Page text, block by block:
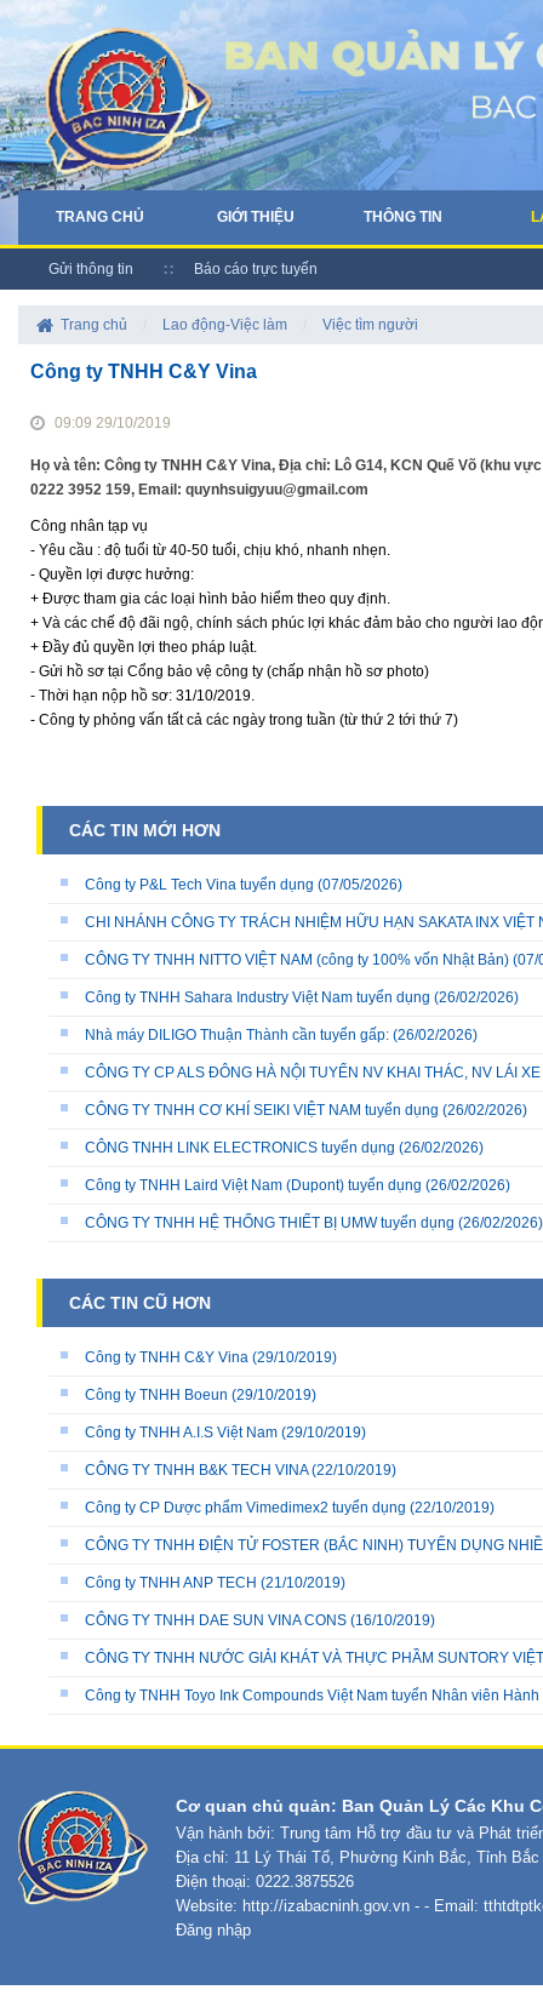
TRANG CHỦ GIỚI THIỆU THÔNG TIN
Gửi thông tin Báo cáo trực tuyến
Trang chủ Lao động-Việc làm Việc tìm người
Công ty TNHH C&Y Vina
09:09 29/10/2019
Họ và tên: Công ty TNHH C&Y Vina, Địa chỉ: Lô G14, KCN Quế Võ (khu
0222 3952 159, Email: quynhsuigyuu@gmail.com
Công nhân tạp vụ
- Yêu cầu : độ tuổi từ 40-50 tuổi, chịu khó, nhanh nhẹn.
- Quyền lợi được hưởng:
+ Được tham gia các loại hình bảo hiểm theo quy định.
+ Và các chế độ đãi ngộ, chính sách phúc lợi khác đảm bảo cho người lao
+ Đầy đủ quyền lợi theo pháp luật.
- Gửi hồ sơ tại Cổng bảo vệ công ty (chấp nhận hồ sơ photo)
- Thời hạn nộp hồ sơ: 31/10/2019.
- Công ty phỏng vấn tất cả các ngày trong tuần (từ thứ 2 tới thứ 7)
CÁC TIN MỚI HƠN
Công ty P&L Tech Vina tuyển dụng (07/05/2026)
CHI NHÁNH CÔNG TY TRÁCH NHIỆM HỮU HẠN SAKATA INX
CÔNG TY TNHH NITTO VIỆT NAM (công ty 100% vốn Nhật Bản) (07/
Công ty TNHH Sahara Industry Việt Nam tuyển dụng (26/02/2026)
Nhà máy DILIGO Thuận Thành cần tuyển gấp: (26/02/2026)
CÔNG TY CP ALS ĐÔNG HÀ NỘI TUYỂN NV KHAI THÁC, NV LÁI
CÔNG TY TNHH CƠ KHÍ SEIKI VIỆT NAM tuyển dụng (26/02/2026)
CÔNG TNHH LINK ELECTRONICS tuyển dụng (26/02/2026)
Công ty TNHH Laird Việt Nam (Dupont) tuyển dụng (26/02/2026)
CÔNG TY TNHH HỆ THỐNG THIẾT BỊ UMW tuyển dụng (26/02/2026)
CÁC TIN CŨ HƠN
Công ty TNHH C&Y Vina (29/10/2019)
Công ty TNHH Boeun (29/10/2019)
Công ty TNHH A.I.S Việt Nam (29/10/2019)
CÔNG TY TNHH B&K TECH VINA(22/10/2019)
Công ty CP Dược phẩm Vimedimex2 tuyển dụng (22/10/2019)
CÔNG TY TNHH ĐIỆN TỬ FOSTER (BẮC NINH) TUYỂN DỤNG
Công ty TNHH ANP TECH (21/10/2019)
CÔNG TY TNHH DAE SUN VINA CONS (16/10/2019)
CÔNG TY TNHH NƯỚC GIẢI KHÁT VÀ THỰC PHẦM SUNTORY
Công ty TNHH Toyo Ink Compounds Việt Nam tuyển Nhân viên
Cơ quan chủ quản: Ban Quản Lý Các Khu
Vận hành bởi: Trung tâm Hỗ trợ đầu tư và Phát
Địa chỉ: 11 Lý Thái Tổ, Phường Kinh Bắc, Tỉnh Bắc
Điện thoại: 0222.3875526
Website: http://izabacninh.gov.vn - - Email:
Đăng nhập